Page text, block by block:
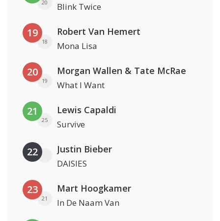
20 Blink Twice
19
18
Robert Van Hemert
Mona Lisa
20
19
Morgan Wallen & Tate McRae
What I Want
21
25
Lewis Capaldi
Survive
22 Justin Bieber
DAISIES
23
21
Mart Hoogkamer
In De Naam Van